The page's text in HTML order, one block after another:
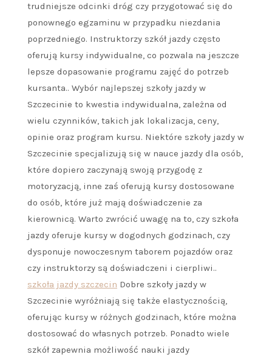
trudniejsze odcinki dróg czy przygotować się do
ponownego egzaminu w przypadku niezdania
poprzedniego. Instruktorzy szkół jazdy często
oferują kursy indywidualne, co pozwala na jeszcze
lepsze dopasowanie programu zajęć do potrzeb
kursanta.. Wybór najlepszej szkoły jazdy w
Szczecinie to kwestia indywidualna, zależna od
wielu czynników, takich jak lokalizacja, ceny,
opinie oraz program kursu. Niektóre szkoły jazdy w
Szczecinie specjalizują się w nauce jazdy dla osób,
które dopiero zaczynają swoją przygodę z
motoryzacją, inne zaś oferują kursy dostosowane
do osób, które już mają doświadczenie za
kierownicą. Warto zwrócić uwagę na to, czy szkoła
jazdy oferuje kursy w dogodnych godzinach, czy
dysponuje nowoczesnym taborem pojazdów oraz
czy instruktorzy są doświadczeni i cierpliwi..
szkoła jazdy szczecin Dobre szkoły jazdy w
Szczecinie wyróżniają się także elastycznością,
oferując kursy w różnych godzinach, które można
dostosować do własnych potrzeb. Ponadto wiele
szkół zapewnia możliwość nauki jazdy